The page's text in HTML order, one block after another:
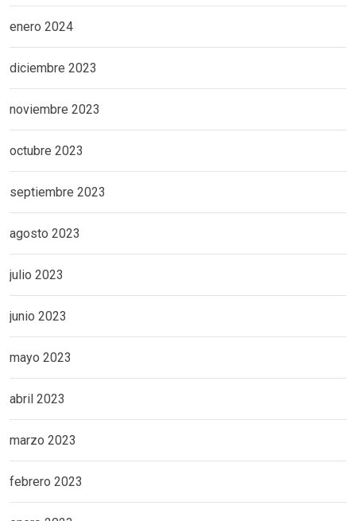
enero 2024
diciembre 2023
noviembre 2023
octubre 2023
septiembre 2023
agosto 2023
julio 2023
junio 2023
mayo 2023
abril 2023
marzo 2023
febrero 2023